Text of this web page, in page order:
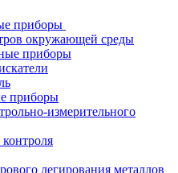
приборы
окружающей среды
приборы
приборы
измерительного
легирования металлов